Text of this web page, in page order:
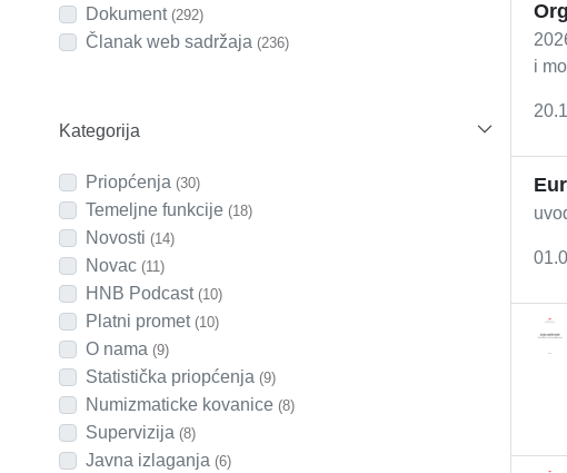
Dokument (292)
Članak web sadržaja (236)
Kategorija
Priopćenja (30)
Temeljne funkcije (18)
Novosti (14)
Novac (11)
HNB Podcast (10)
Platni promet (10)
O nama (9)
Statistička priopćenja (9)
Numizmaticke kovanice (8)
Supervizija (8)
Javna izlaganja (6)
i